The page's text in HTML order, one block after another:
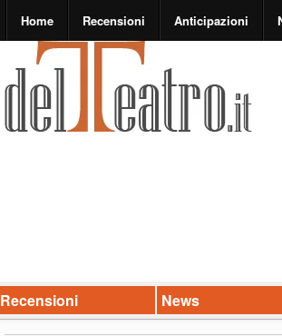
Home Recensioni Anticipazioni
Recensioni News